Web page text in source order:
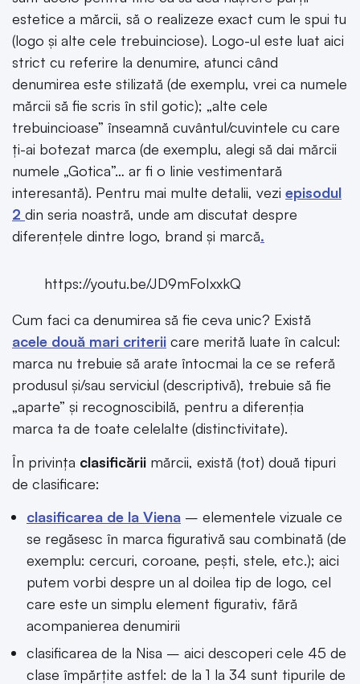
estetice a mărcii, să o realizeze exact cum le spui tu
(logo și alte cele trebuinciose). Logo-ul este luat aici
strict cu referire la denumire, atunci când
denumirea este stilizată (de exemplu, vrei ca numele
mărcii să fie scris în stil gotic); „alte cele
trebuincioase” înseamnă cuvântul/cuvintele cu care
ți-ai botezat marca (de exemplu, alegi să dai mărcii
numele „Gotica”… ar fi o linie vestimentară
interesantă). Pentru mai multe detalii, vezi episodul
2 din seria noastră, unde am discutat despre
diferențele dintre logo, brand și marcă.
https://youtu.be/JD9mFoIxxkQ
Cum faci ca denumirea să fie ceva unic? Există
acele două mari criterii care merită luate în calcul:
marca nu trebuie să arate întocmai la ce se referă
produsul și/sau serviciul (descriptivă), trebuie să fie
„aparte” și recognoscibilă, pentru a diferenția
marca ta de toate celelalte (distinctivitate).
În privința clasificării mărcii, există (tot) două tipuri
de clasificare:
clasificarea de la Viena – elementele vizuale ce
se regăsesc în marca figurativă sau combinată (de
exemplu: cercuri, coroane, pești, stele, etc.); aici
putem vorbi despre un al doilea tip de logo, cel
care este un simplu element figurativ, fără
acompanierea denumirii
clasificarea de la Nisa – aici descoperi cele 45 de
clase împărțite astfel: de la 1 la 34 sunt tipurile de